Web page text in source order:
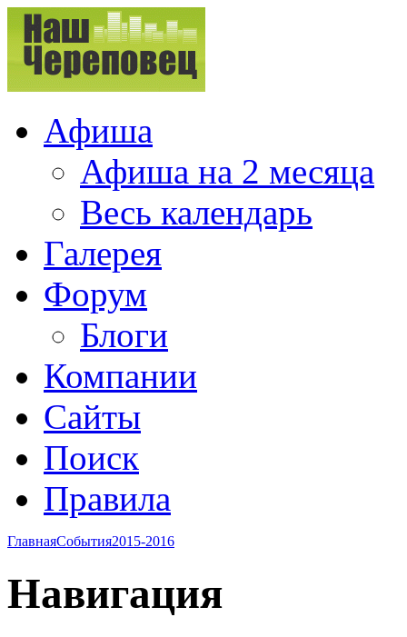
Афиша
Афиша на 2 месяца
Весь календарь
Галерея
Форум
Блоги
Компании
Сайты
Поиск
Правила
ГлавнаяСобытия2015-2016
Навигация